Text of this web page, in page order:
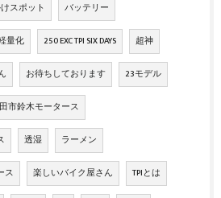
スポット バッテリー
量化 250 EXC TPI SIX DAYS 超神
お待ちしております 23モデル
市鈴木モータース
透湿 ラーメン
ス 楽しいバイク屋さん TPIとは